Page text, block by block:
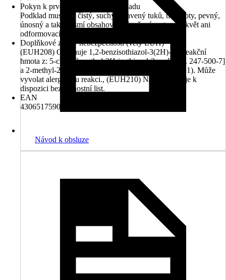
Pokyn k prvotnímu ošetrení podkladu
Podklad musí být čistý, suchý, zbavený tuků, mastnoty, pevný,
únosný a také nesmí obsahovat připečené vrstvy, výkvět ani
odformovací směsi.
Doplňkové znaky nebezpečnosti (věty EUH)
(EUH208) Obsahuje 1,2-benzisothiazol-3(2H)-on, reakční
hmota z: 5-chlor-2-methyl-2H-isothiazol-3-on [ES č. 247-500-7]
a 2-methyl-2H-isothiazol-3-on [ES č. 220-239-6] (3:1). Může
vyvolat alergickou reakci., (EUH210) Na vyžádání je k
dispozici bezpečnostní list.
EAN
4306517590413
Návod k obsluze